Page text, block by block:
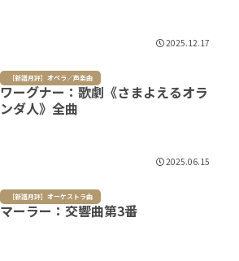
2025.12.17
［新譜月評］オペラ／声楽曲
ワーグナー：歌劇《さまよえるオラ
ンダ人》全曲
2025.06.15
［新譜月評］オーケストラ曲
マーラー：交響曲第3番